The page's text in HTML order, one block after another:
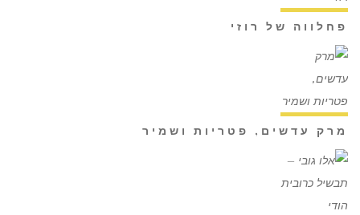
פחלווה של רוזי
מרק עדשים, פטריות ושמיר